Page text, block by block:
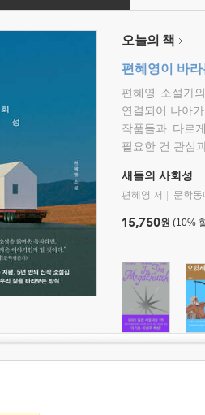
오늘의 책
편혜영이 바라
편혜영 소설가
연결되어 나아
작품들과 다르
필요한 건 관심
새들의 사회성
편혜영 저 문학동
15,750원 (10%